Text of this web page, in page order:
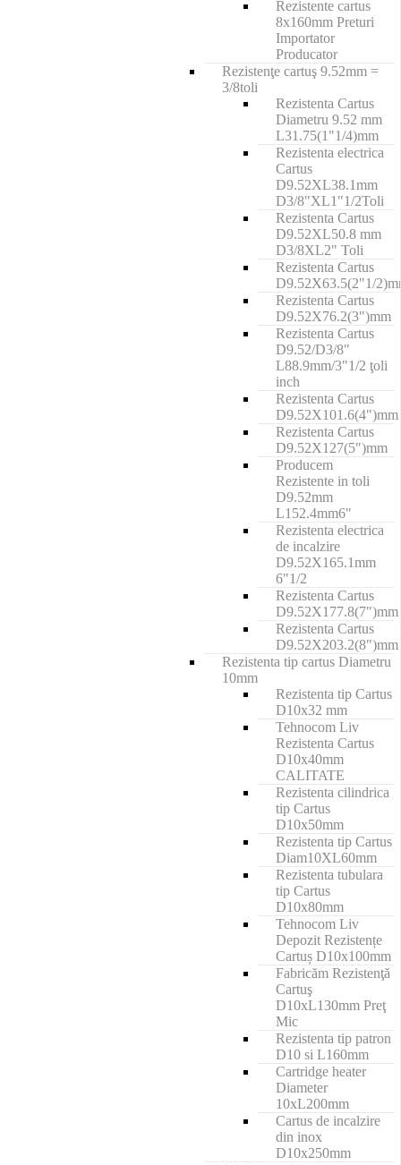
Rezistente cartus
8x160mm Preturi
Importator
Producator
Rezistenţe cartuş 9.52mm =
3/8toli
Rezistenta Cartus
Diametru 9.52 mm
L31.75(1"1/4)mm
Rezistenta electrica
Cartus
D9.52XL38.1mm
D3/8"XL1"1/2Toli
Rezistenta Cartus
D9.52XL50.8 mm
D3/8XL2" Toli
Rezistenta Cartus
D9.52X63.5(2"1/
Rezistenta Cartus
D9.52X76.2(3")mm
Rezistenta Cartus
D9.52/D3/8"
L88.9mm/3"1/2 ţoli
inch
Rezistenta Cartus
D9.52X101.6(4")mm
Rezistenta Cartus
D9.52X127(5")mm
Producem
Rezistente in toli
D9.52mm
L152.4mm6"
Rezistenta electrica
de incalzire
D9.52X165.1mm
6"1/2
Rezistenta Cartus
D9.52X177.8(7")mm
Rezistenta Cartus
D9.52X203.2(8")mm
Rezistenta tip cartus Diametru
10mm
Rezistenta tip Cartus
D10x32 mm
Tehnocom Liv
Rezistenta Cartus
D10x40mm
CALITATE
Rezistenta cilindrica
tip Cartus
D10x50mm
Rezistenta tip Cartus
Diam10XL60mm
Rezistenta tubulara
tip Cartus
D10x80mm
Tehnocom Liv
Depozit Rezistențe
Cartuș D10x100mm
Fabricăm Rezistenţă
Cartuş
D10xL130mm Preţ
Mic
Rezistenta tip patron
D10 si L160mm
Cartridge heater
Diameter
10xL200mm
Cartus de incalzire
din inox
D10x250mm